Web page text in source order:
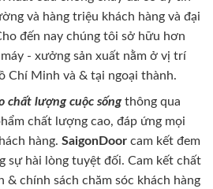
và hàng triệu khách hàng và đại
đến nay chúng tôi sở hữu hơn
- xưởng sản xuất nằm ở vị trí
Chí Minh và & tại ngoại thành.
chất lượng cuộc sốngthông qua
chất lượng cao, đáp ứng mọi
hàng. SaigonDoor cam kết đem
sự hài lòng tuyệt đối. Cam kết chất
& chính sách chăm sóc khách hàng